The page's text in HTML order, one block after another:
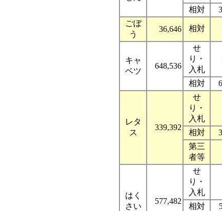
相対
ごぼ
う
36,646 相対
キャ
ベツ
648,536
せ
り・
入札
相対
レタ
ス
339,392
せ
り・
入札
相対
第三
者等
はく
さい
577,482
せ
り・
入札
相対